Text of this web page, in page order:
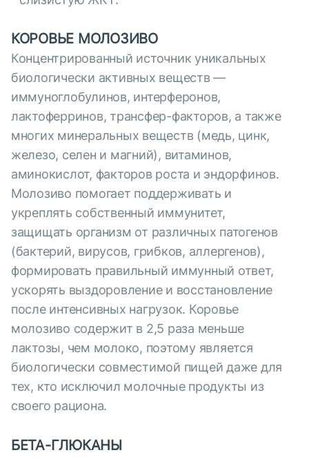
КОРОВЬЕ МОЛОЗИВО
Концентрированный источник уникальных
биологически активных веществ —
иммуноглобулинов, интерферонов,
лактоферринов, трансфер-факторов, а также
многих минеральных веществ (медь, цинк,
железо, селен и магний), витаминов,
аминокислот, факторов роста и эндорфинов.
Молозиво помогает поддерживать и
укреплять собственный иммунитет,
защищать организм от различных патогенов
(бактерий, вирусов, грибков, аллергенов),
формировать правильный иммунный ответ,
ускорять выздоровление и восстановление
после интенсивных нагрузок. Коровье
молозиво содержит в 2,5 раза меньше
лактозы, чем молоко, поэтому является
биологически совместимой пищей даже для
тех, кто исключил молочные продукты из
своего рациона.
БЕТА-ГЛЮКАНЫ